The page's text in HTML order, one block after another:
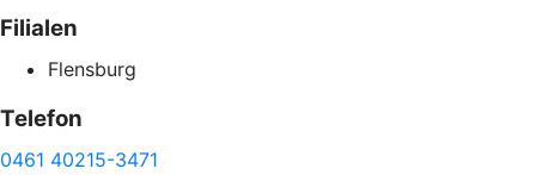
Filialen
Flensburg
Telefon
0461 40215-3471